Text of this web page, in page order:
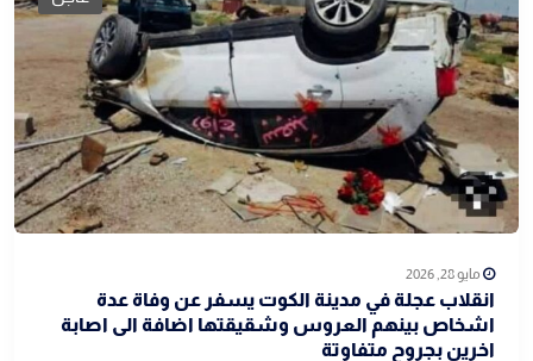
مايو 28, 2026
انقلاب عجلة في مدينة الكوت يسفر عن وفاة عدة
اشخاص بينهم العروس وشقيقتها اضافة الى اصابة
اخرين بجروح متفاوتة